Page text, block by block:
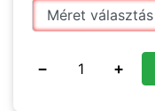
− +